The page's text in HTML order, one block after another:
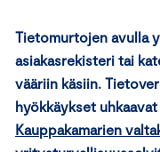
Tietomurtojen avulla
asiakasrekisteri tai
vääriin käsiin.
hyökkäykset
Kauppakamarien